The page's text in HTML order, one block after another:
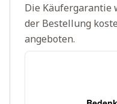
Die Käufergarantie
der Bestellung
angeboten.